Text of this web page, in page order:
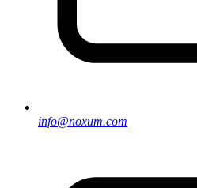
info@noxum.com